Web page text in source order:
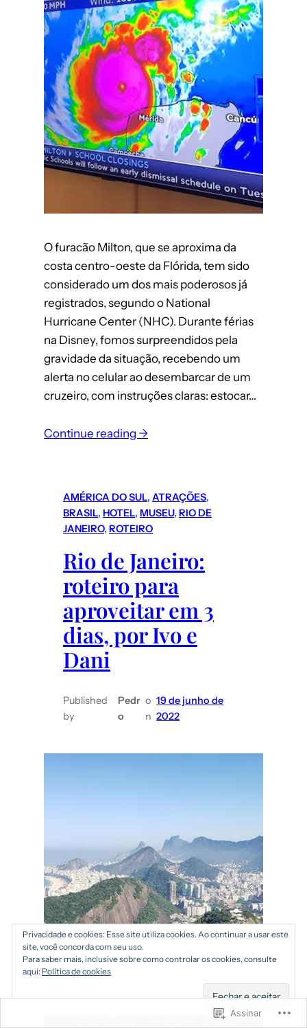
O furacão Milton, que se aproxima da
costa centro-oeste da Flórida, tem sido
considerado um dos mais poderosos já
registrados, segundo o National
Hurricane Center (NHC). Durante férias
na Disney, fomos surpreendidos pela
gravidade da situação, recebendo um
alerta no celular ao desembarcar de um
cruzeiro, com instruções claras: estocar…
Continue reading →:
potencial
para
a
Florida:
o
relato
de
estão
AMÉRICA DO SUL, ATRAÇÕES
BRASIL, HOTEL, MUSEU, RIO DE
JANEIRO, ROTEIRO
Rio de Janeiro:
roteiro para
aproveitar em 3
dias, por Ivo e
Dani
Published
by
Pedr
o
o
n
19 de junho de
2022
Assinar
Privacidade e cookies: Esse site utiliza cookies. Ao continuar a usar este
site, você concorda com seu uso.
Para saber mais, inclusive sobre como controlar os cookies, consulte
aqui: Política de cookies